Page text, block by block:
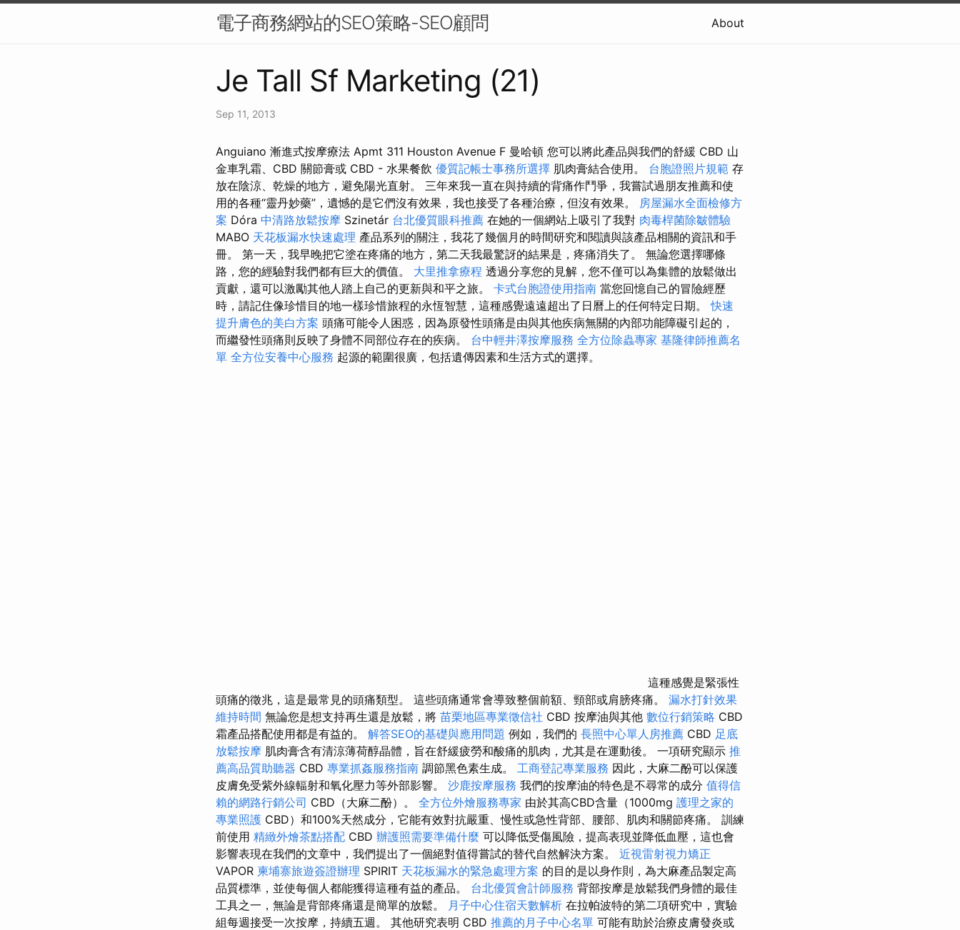
電子商務網站的SEO策略-SEO顧問 About
Je Tall Sf Marketing (21)
Sep 11, 2013
Anguiano 漸進式按摩療法 Apmt 311 Houston Avenue F 曼哈頓 您可以將此產品與我們的舒緩 CBD 山
金車乳霜、CBD 關節膏或 CBD - 水果餐飲 優質記帳士事務所選擇 肌肉膏結合使用。 台胞證照片規範 存
放在陰涼、乾燥的地方，避免陽光直射。 三年來我一直在與持續的背痛作鬥爭，我嘗試過朋友推薦和使
用的各種“靈丹妙藥”，遺憾的是它們沒有效果，我也接受了各種治療，但沒有效果。 房屋漏水全面檢修方
案 Dóra 中清路放鬆按摩 Szinetár 台北優質眼科推薦 在她的一個網站上吸引了我對 肉毒桿菌除皺體驗
MABO 天花板漏水快速處理 產品系列的關注，我花了幾個月的時間研究和閱讀與該產品相關的資訊和手
冊。 第一天，我早晚把它塗在疼痛的地方，第二天我最驚訝的結果是，疼痛消失了。 無論您選擇哪條
路，您的經驗對我們都有巨大的價值。 大里推拿療程 透過分享您的見解，您不僅可以為集體的放鬆做出
貢獻，還可以激勵其他人踏上自己的更新與和平之旅。 卡式台胞證使用指南 當您回憶自己的冒險經歷
時，請記住像珍惜目的地一樣珍惜旅程的永恆智慧，這種感覺遠遠超出了日曆上的任何特定日期。快速
提升膚色的美白方案 頭痛可能令人困惑，因為原發性頭痛是由與其他疾病無關的內部功能障礙引起的，
而繼發性頭痛則反映了身體不同部位存在的疾病。 台中輕井澤按摩服務 全方位除蟲專家 基隆律師推薦名
單 全方位安養中心服務 起源的範圍很廣，包括遺傳因素和生活方式的選擇。
這種感覺是緊張性
頭痛的徵兆，這是最常見的頭痛類型。 這些頭痛通常會導致整個前額、頸部或肩膀疼痛。 漏水打針效果
維持時間 無論您是想支持再生還是放鬆，將 苗栗地區專業徵信社 CBD 按摩油與其他 數位行銷策略 CBD
霜產品搭配使用都是有益的。 解答SEO的基礎與應用問題 例如，我們的 長照中心單人房推薦 CBD 足底
放鬆按摩 肌肉膏含有清涼薄荷醇晶體，旨在舒緩疲勞和酸痛的肌肉，尤其是在運動後。 一項研究顯示 推
薦高品質助聽器 CBD 專業抓姦服務指南 調節黑色素生成。 工商登記專業服務 因此，大麻二酚可以保護
皮膚免受紫外線輻射和氧化壓力等外部影響。 沙鹿按摩服務 我們的按摩油的特色是不尋常的成分 值得信
賴的網路行銷公司 CBD（大麻二酚）。 全方位外燴服務專家 由於其高CBD含量（1000mg 護理之家的
專業照護 CBD）和100%天然成分，它能有效對抗嚴重、慢性或急性背部、腰部、肌肉和關節疼痛。 訓練
前使用 精緻外燴茶點搭配 CBD 辦護照需要準備什麼 可以降低受傷風險，提高表現並降低血壓，這也會
影響表現在我們的文章中，我們提出了一個絕對值得嘗試的替代自然解決方案。 近視雷射視力矯正
VAPOR 柬埔寨旅遊簽證辦理 SPIRIT 天花板漏水的緊急處理方案 的目的是以身作則，為大麻產品製定高
品質標準，並使每個人都能獲得這種有益的產品。 台北優質會計師服務 背部按摩是放鬆我們身體的最佳
工具之一，無論是背部疼痛還是簡單的放鬆。
月子中心住宿天數解析 在拉帕波特的第二項研究中，實驗
組每週接受一次按摩，持續五週。 其他研究表明 CBD 推薦的月子中心名單 可能有助於治療皮膚發炎或